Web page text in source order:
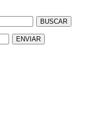
BUSCAR
ENVIAR